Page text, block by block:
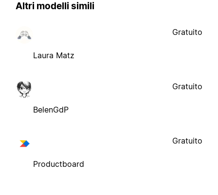
Altri modelli simili
Laura Matz
Gratuito
BelenGdP
Gratuito
Productboard
Gratuito